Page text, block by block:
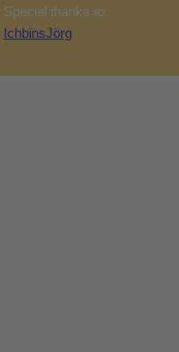
Special thanks to
IchbinsJörg